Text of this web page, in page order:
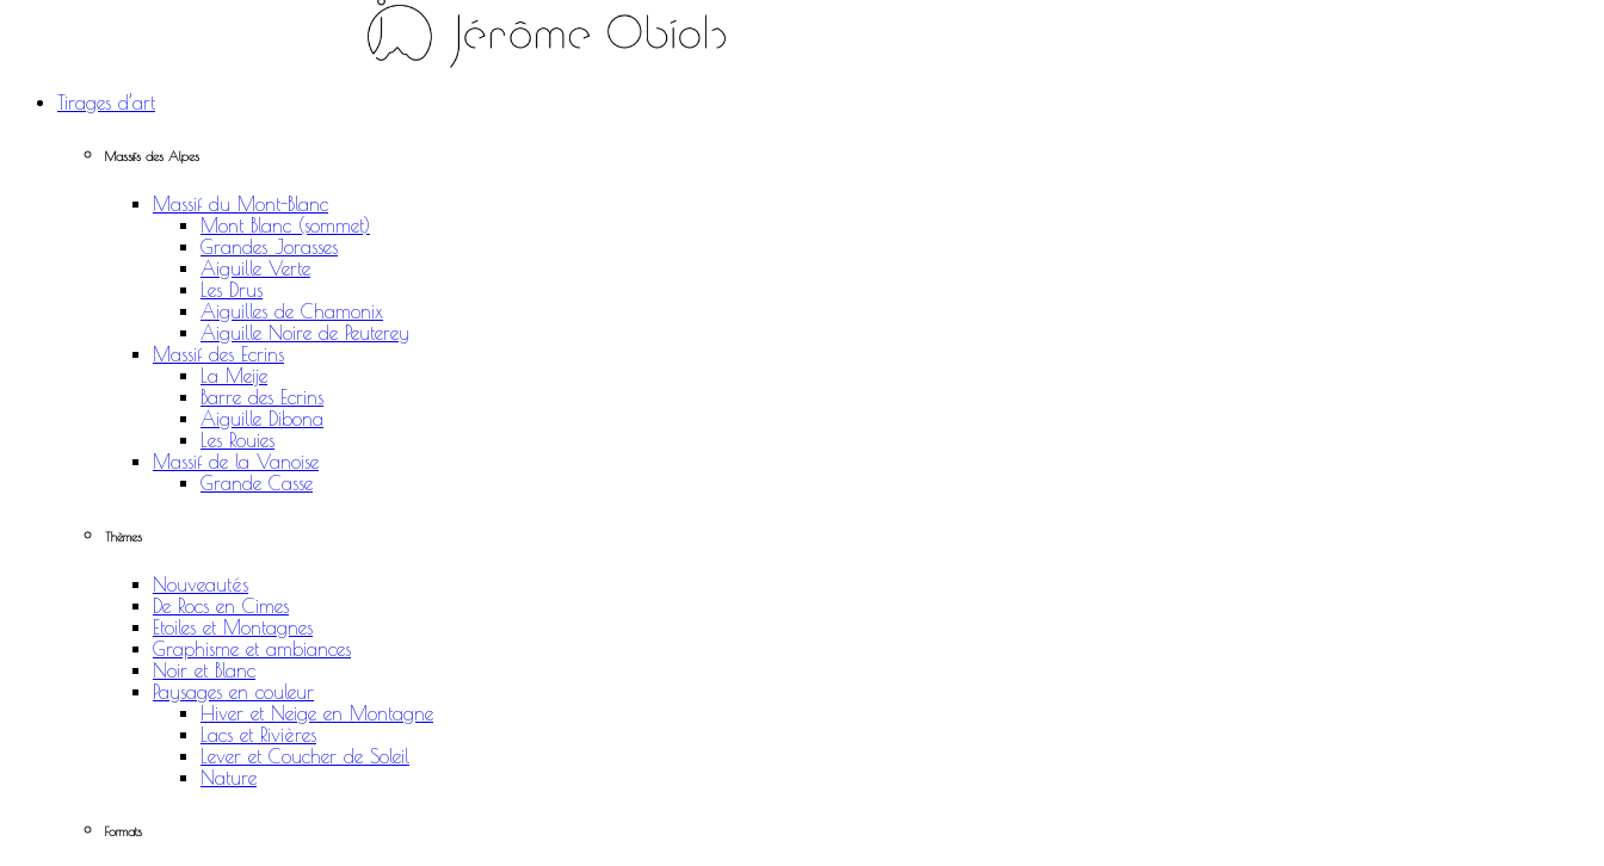
Tirages d’art
Massifs des Alpes
Massif du Mont-Blanc
Mont Blanc (sommet)
Grandes Jorasses
Aiguille Verte
Les Drus
Aiguilles de Chamonix
Aiguille Noire de Peuterey
Massif des Ecrins
La Meije
Barre des Ecrins
Aiguille Dibona
Les Rouies
Massif de la Vanoise
Grande Casse
Thèmes
Nouveautés
De Rocs en Cimes
Etoiles et Montagnes
Graphisme et ambiances
Noir et Blanc
Paysages en couleur
Hiver et Neige en Montagne
Lacs et Rivières
Lever et Coucher de Soleil
Nature
Formats